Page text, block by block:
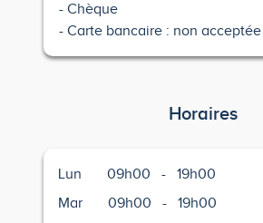
Chèque
Carte bancaire : non acceptée
Horaires
Lun 09h00 -
19h00
Mar
09h00 -
19h00